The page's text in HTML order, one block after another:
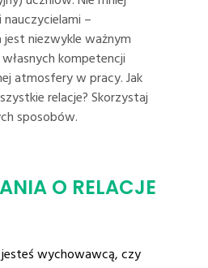
–
niezwykle ważnym
kompetencji
atmosfery w pracy. Jak
relacje? Skorzystaj
sposobów.
O RELACJE
wychowawcą, czy